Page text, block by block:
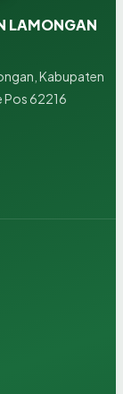
LAMONGAN
Kabupaten
Pos 62216